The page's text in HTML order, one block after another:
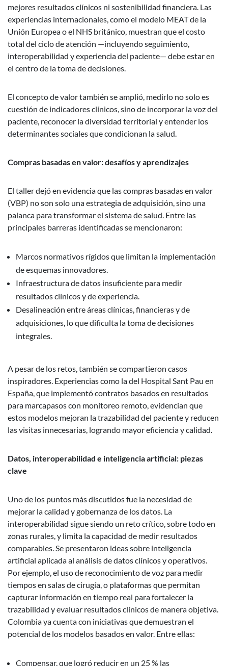
mejores resultados clínicos ni sostenibilidad financiera. Las
experiencias internacionales, como el modelo MEAT de la
Unión Europea o el NHS británico, muestran que el costo
total del ciclo de atención —incluyendo seguimiento,
interoperabilidad y experiencia del paciente— debe estar en
el centro de la toma de decisiones.
El concepto de valor también se amplió, medirlo no solo es
cuestión de indicadores clínicos, sino de incorporar la voz del
paciente, reconocer la diversidad territorial y entender los
determinantes sociales que condicionan la salud.
Compras basadas en valor: desafíos y aprendizajes
El taller dejó en evidencia que las compras basadas en valor
(VBP) no son solo una estrategia de adquisición, sino una
palanca para transformar el sistema de salud. Entre las
principales barreras identificadas se mencionaron:
Marcos normativos rígidos que limitan la implementación
de esquemas innovadores.
Infraestructura de datos insuficiente para medir
resultados clínicos y de experiencia.
Desalineación entre áreas clínicas, financieras y de
adquisiciones, lo que dificulta la toma de decisiones
integrales.
A pesar de los retos, también se compartieron casos
inspiradores. Experiencias como la del Hospital Sant Pau en
España, que implementó contratos basados en resultados
para marcapasos con monitoreo remoto, evidencian que
estos modelos mejoran la trazabilidad del paciente y reducen
las visitas innecesarias, logrando mayor eficiencia y calidad.
Datos, interoperabilidad e inteligencia artificial: piezas
clave
Uno de los puntos más discutidos fue la necesidad de
mejorar la calidad y gobernanza de los datos. La
interoperabilidad sigue siendo un reto crítico, sobre todo en
zonas rurales, y limita la capacidad de medir resultados
comparables. Se presentaron ideas sobre inteligencia
artificial aplicada al análisis de datos clínicos y operativos.
Por ejemplo, el uso de reconocimiento de voz para medir
tiempos en salas de cirugía, o plataformas que permitan
capturar información en tiempo real para fortalecer la
trazabilidad y evaluar resultados clínicos de manera objetiva.
Colombia ya cuenta con iniciativas que demuestran el
potencial de los modelos basados en valor. Entre ellas:
Compensar, que logró reducir en un 25 % las